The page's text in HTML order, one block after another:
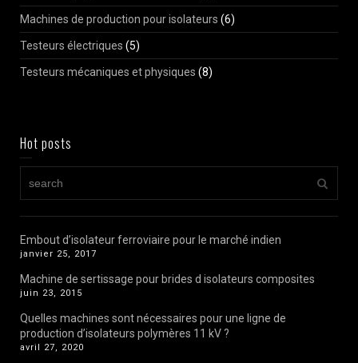
Machines de production pour isolateurs (6)
Testeurs électriques (5)
Testeurs mécaniques et physiques (8)
Hot posts
Embout d’isolateur ferroviaire pour le marché indien
janvier 25, 2017
Machine de sertissage pour brides d isolateurs composites
juin 23, 2015
Quelles machines sont nécessaires pour une ligne de
production d’isolateurs polymères 11 kV ?
avril 27, 2020